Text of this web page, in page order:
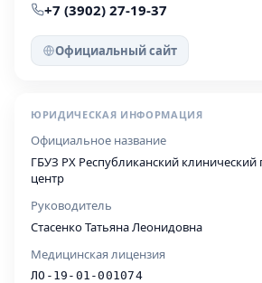
+7 (3902) 27-19-37
Официальный сайт
ЮРИДИЧЕСКАЯ ИНФОРМАЦИЯ
Официальное название
ГБУЗ РХ Республиканский
центр
Руководитель
Стасенко Татьяна Леонидовна
Медицинская лицензия
ЛО-19-01-001074